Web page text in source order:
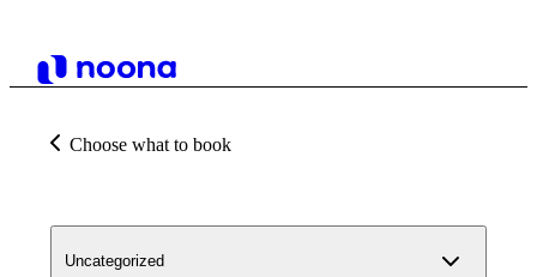
Choose what to book
Uncategorized